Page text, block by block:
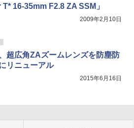
16-35mm F2.8 ZA SSM」
2009年2月10日
超広角ZAズームレンズを防塵防
リニューアル
2015年6月16日